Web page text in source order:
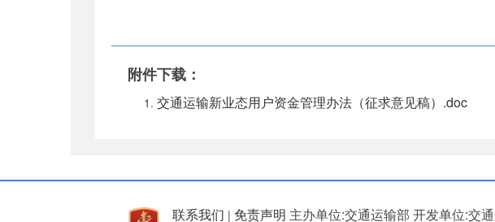
附件下载：
交通运输新业态用户资金管理办法（征求意见稿）.doc
联系我们 | 免责声明 主办单位:交通运输部 开发单位:交